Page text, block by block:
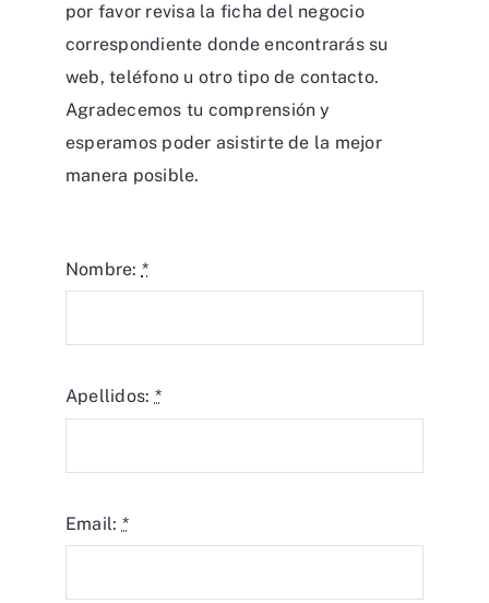
por favor revisa la ficha del negocio
correspondiente donde encontrarás su
web, teléfono u otro tipo de contacto.
Agradecemos tu comprensión y
esperamos poder asistirte de la mejor
manera posible.
Nombre: *
Apellidos: *
Email: *